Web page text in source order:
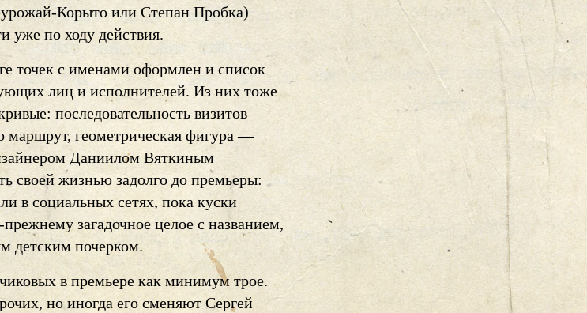
Корыто или Степан Пробка)
уже по ходу действия.
точек с именами оформлен и список
лиц и исполнителей. Из них тоже
последовательность визитов
геометрическая фигура —
Даниилом Вяткиным
своей жизнью задолго до премьеры:
в социальных сетях, пока куски
загадочное целое с названием,
детским почерком.
в премьере как минимум трое.
но иногда его сменяют Сергей